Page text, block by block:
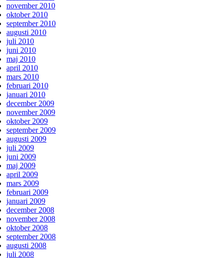
november 2010
oktober 2010
september 2010
augusti 2010
juli 2010
juni 2010
maj 2010
april 2010
mars 2010
februari 2010
januari 2010
december 2009
november 2009
oktober 2009
september 2009
augusti 2009
juli 2009
juni 2009
maj 2009
april 2009
mars 2009
februari 2009
januari 2009
december 2008
november 2008
oktober 2008
september 2008
augusti 2008
juli 2008